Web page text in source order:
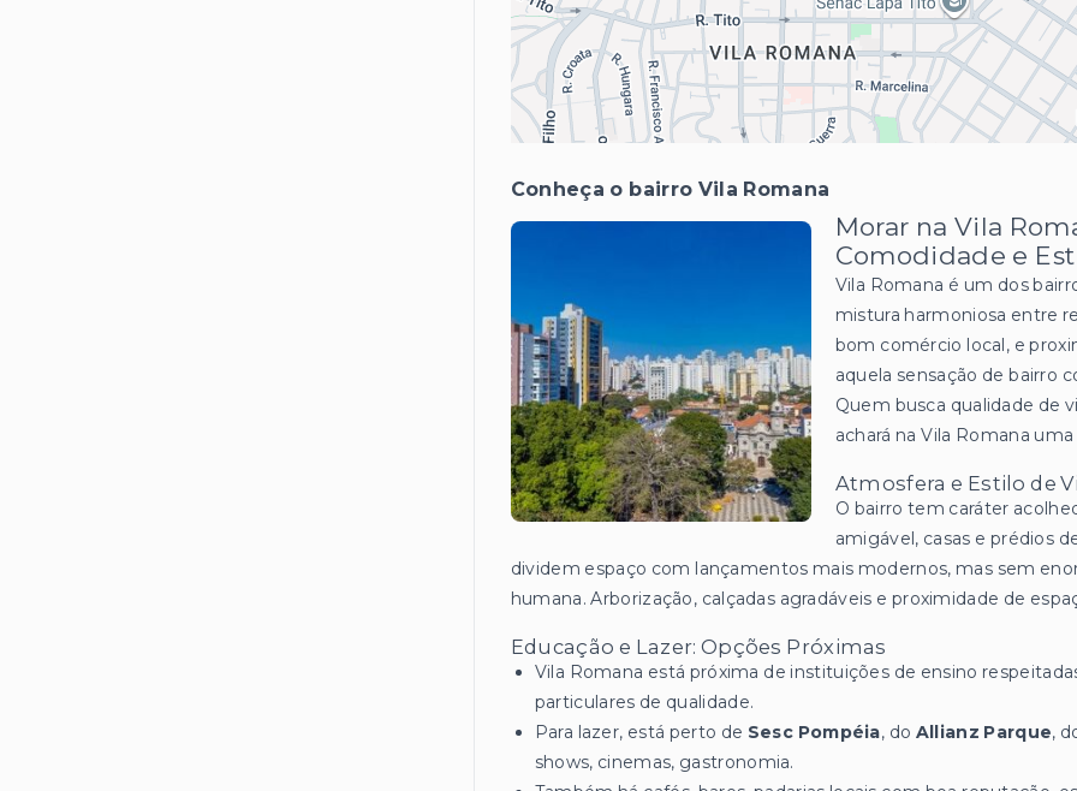
Conheça o bairro Vila Romana
Morar na Vila
Comodidade e
Vila Romana é um dos
mistura harmoniosa entre
bom comércio local, e
aquela sensação de bairro
Quem busca qualidade de
achará na Vila Romana
Atmosfera e Estilo de
O bairro tem caráter
amigável, casas e prédios
dividem espaço com lançamentos mais modernos, mas sem
humana. Arborização, calçadas agradáveis e proximidade de
Educação e Lazer: Opções Próximas
Vila Romana está próxima de instituições de ensino
particulares de qualidade.
Para lazer, está perto de Sesc Pompéia, do Allianz Parque,
shows, cinemas, gastronomia.